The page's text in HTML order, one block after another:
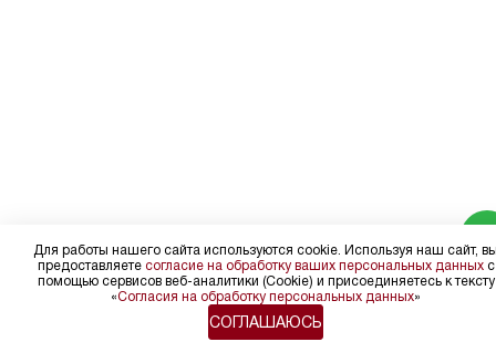
Для работы нашего сайта используются cookie. Используя наш сайт,
предоставляете согласие на обработку ваших персональных данныхс
помощью сервисов веб-аналитики (Cookie) и присоединяетесь к тексту
«Согласия на обработку персональных данных»
СОГЛАШАЮСЬ